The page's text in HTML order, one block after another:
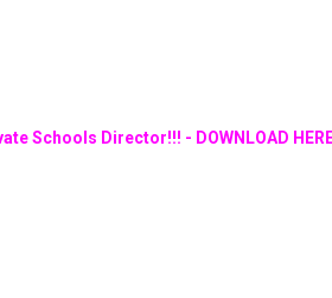
Schools Director!!! - DOWNLOAD HERE